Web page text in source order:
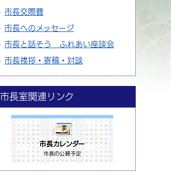
市長交際費
市長へのメッセージ
市長と話そう ふれあい座談会
市長挨拶・寄稿・対談
市長室関連リンク